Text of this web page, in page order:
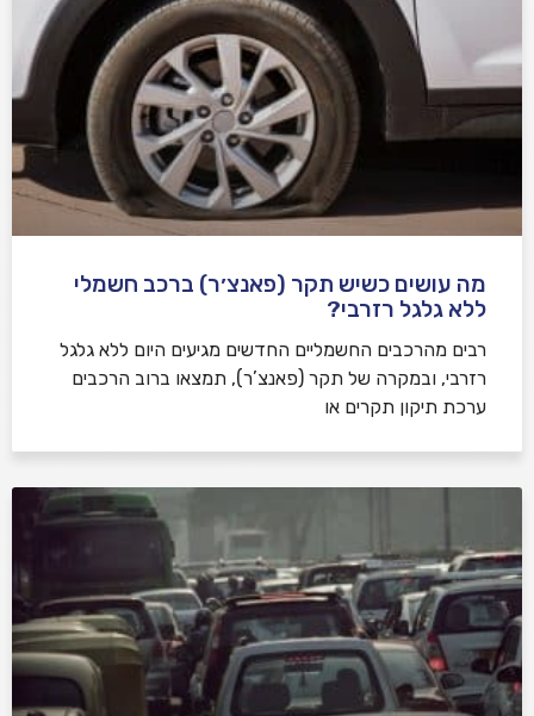
מה עושים כשיש תקר (פאנצ׳ר) ברכב חשמלי
ללא גלגל רזרבי?
רבים מהרכבים החשמליים החדשים מגיעים היום ללא גלגל
רזרבי, ובמקרה של תקר (פאנצ’ר), תמצאו ברוב הרכבים
ערכת תיקון תקרים או